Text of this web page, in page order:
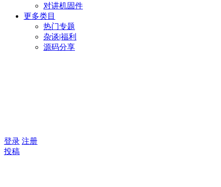
对讲机固件
更多类目
热门专题
杂谈|福利
源码分享
登录 注册
投稿